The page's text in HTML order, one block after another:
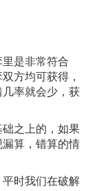
是非常符合
方均可获得，
率就会少，获
之上的，如果
算，错算的情
时我们在破解